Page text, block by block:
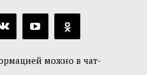
можно в чат-